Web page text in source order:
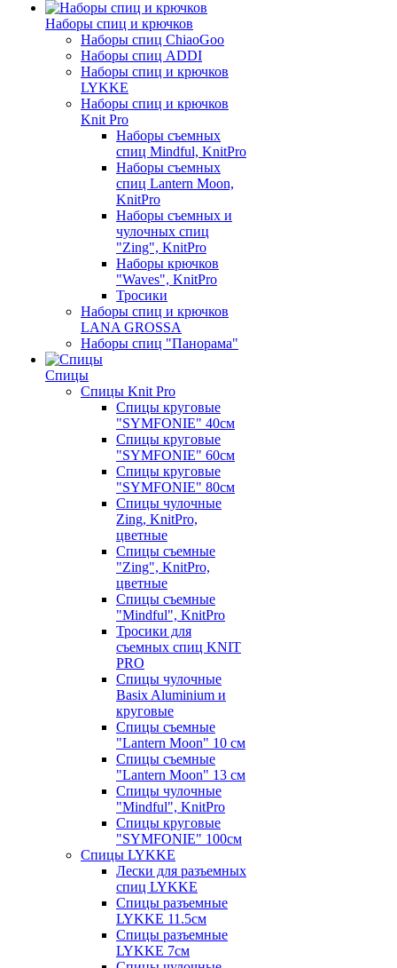
Наборы спиц и крючков
Наборы спиц ChiaoGoo
Наборы спиц ADDI
Наборы спиц и крючков
LYKKE
Наборы спиц и крючков
Knit Pro
Наборы съемных
спиц Mindful, KnitPro
Наборы съемных
спиц Lantern Moon,
KnitPro
Наборы съемных и
чулочных спиц
"Zing", KnitPro
Наборы крючков
"Waves", KnitPro
Тросики
Наборы спиц и крючков
LANA GROSSA
Наборы спиц "Панорама"
Спицы
Спицы Knit Pro
Спицы круговые
"SYMFONIE" 40см
Спицы круговые
"SYMFONIE" 60см
Спицы круговые
"SYMFONIE" 80см
Спицы чулочные
Zing, KnitPro,
цветные
Спицы съемные
"Zing", KnitPro,
цветные
Спицы съемные
"Mindful", KnitPro
Тросики для
съемных спиц KNIT
PRO
Спицы чулочные
Basix Aluminium и
круговые
Спицы съемные
"Lantern Moon" 10 см
Спицы съемные
"Lantern Moon" 13 см
Спицы чулочные
"Mindful", KnitPro
Спицы круговые
"SYMFONIE" 100см
Спицы LYKKE
Лески для разъемных
спиц LYKKE
Спицы разъемные
LYKKE 11.5см
Спицы разъемные
LYKKE 7см